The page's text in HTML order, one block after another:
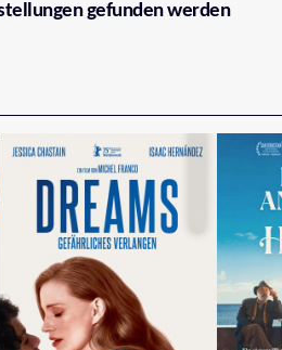
gefunden werden